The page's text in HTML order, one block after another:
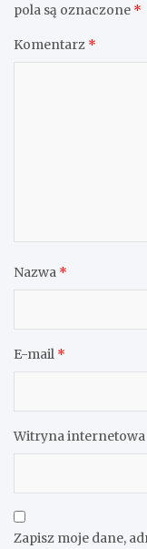
pola są oznaczone *
Komentarz *
Nazwa *
E-mail *
Witryna internetowa
Zapisz moje dane,